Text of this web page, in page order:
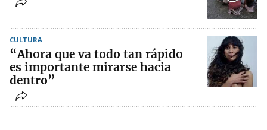
CULTURA
“Ahora que va todo tan rápido
es importante mirarse hacia
dentro”